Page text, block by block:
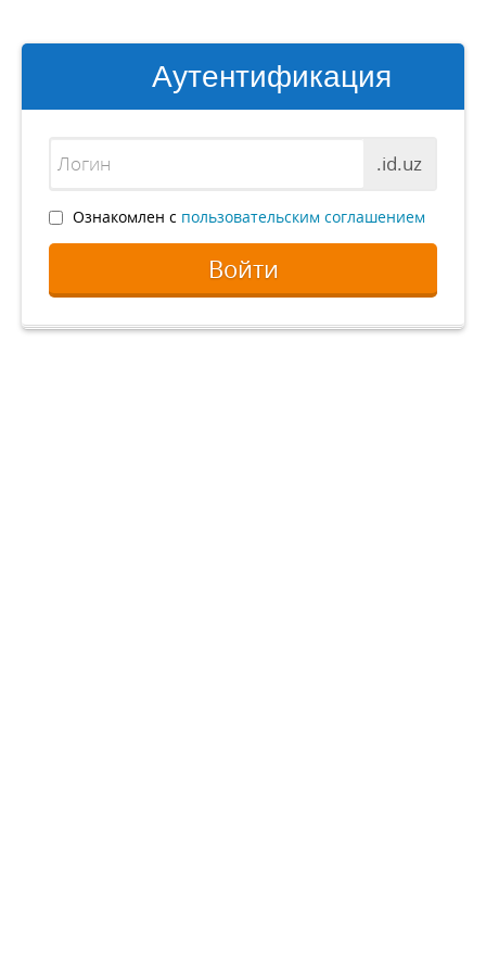
Аутентификация
.id.uz
Ознакомлен с пользовательским соглашением
Войти